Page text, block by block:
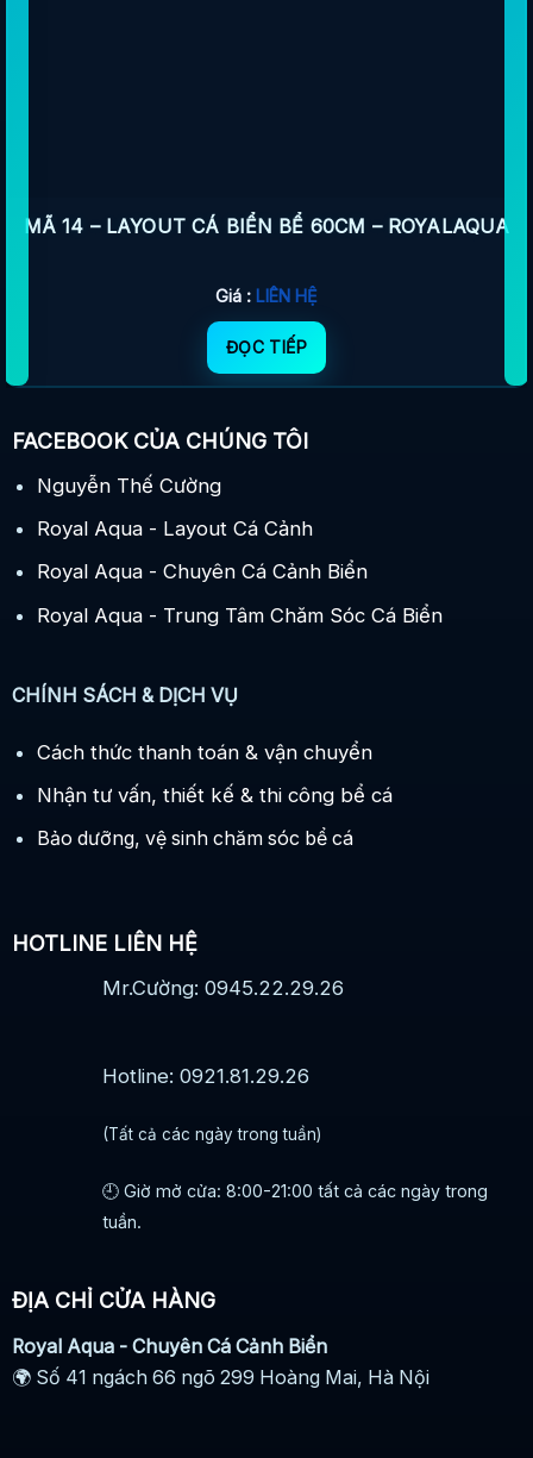
MÃ 14 – LAYOUT CÁ BIỂN BỂ 60CM – ROYALAQUA
Giá : LIÊN HỆ
ĐỌC TIẾP
FACEBOOK CỦA CHÚNG TÔI
Nguyễn Thế Cường
Royal Aqua - Layout Cá Cảnh
Royal Aqua - Chuyên Cá Cảnh Biển
Royal Aqua - Trung Tâm Chăm Sóc Cá Biển
CHÍNH SÁCH & DỊCH VỤ
Cách thức thanh toán & vận chuyển
Nhận tư vấn, thiết kế & thi công bể cá
Bảo dưỡng, vệ sinh chăm sóc bể cá
HOTLINE LIÊN HỆ
Mr.Cường: 0945.22.29.26
Hotline: 0921.81.29.26
(Tất cả các ngày trong tuần)
🕘 Giờ mở cửa: 8:00-21:00 tất cả các ngày trong
tuần.
ĐỊA CHỈ CỬA HÀNG
Royal Aqua - Chuyên Cá Cảnh Biển
🌍 Số 41 ngách 66 ngõ 299 Hoàng Mai, Hà Nội